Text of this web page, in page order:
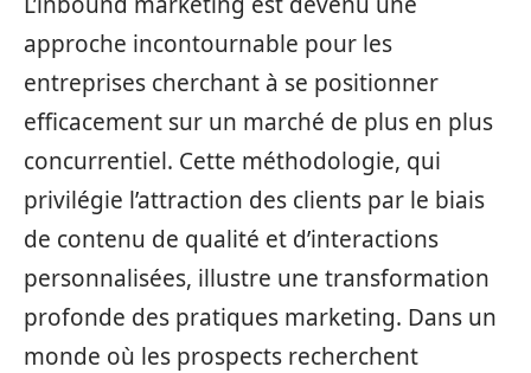
approche incontournable pour les
entreprises cherchant à se positionner
efficacement sur un marché de plus en plus
concurrentiel. Cette méthodologie, qui
privilégie l’attraction des clients par le biais
de contenu de qualité et d’interactions
personnalisées, illustre une transformation
profonde des pratiques marketing. Dans un
monde où les prospects recherchent